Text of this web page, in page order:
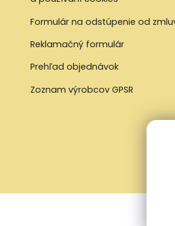
Formulár na odstúpenie od
Reklamačný formulár
Prehľad objednávok
Zoznam výrobcov GPSR